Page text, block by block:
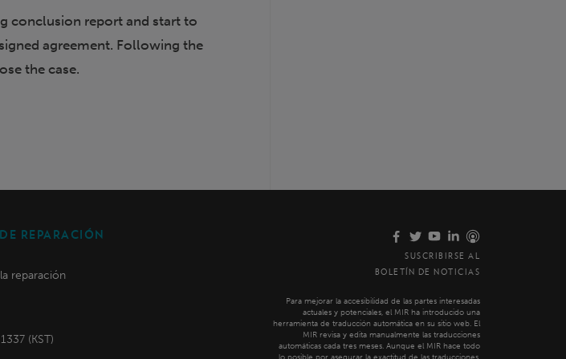
conclusion report and start to
agreement. Following the
the case.
REPARACIÓN
reparación
(KST)
SUSCRIBIRSE AL
BOLETÍN DE NOTICIAS
Para mejorar la accesibilidad de las partes interesadas
actuales y potenciales, el MIR ha introducido una
herramienta de traducción automática en su sitio web. El
MIR revisa y edita manualmente las traducciones
automáticas cada tres meses. Aunque el MIR hace todo